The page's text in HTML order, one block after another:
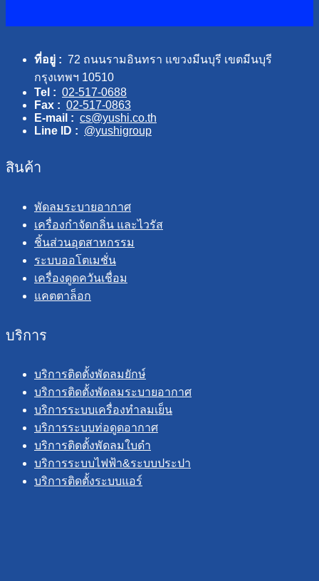
ที่อยู่ : 72 ถนนรามอินทรา แขวงมีนบุรี เขตมีนบุรี
กรุงเทพฯ 10510
Tel : 02-517-0688
Fax : 02-517-0863
E-mail : cs@yushi.co.th
Line ID : @yushigroup
สินค้า
พัดลมระบายอากาศ
เครื่องกำจัดกลิ่น และไวรัส
ชิ้นส่วนอุตสาหกรรม
ระบบออโตเมชั่น
เครื่องดูดควันเชื่อม
แคตตาล็อก
บริการ
บริการติดตั้งพัดลมยักษ์
บริการติดตั้งพัดลมระบายอากาศ
บริการระบบเครื่องทำลมเย็น
บริการระบบท่อดูดอากาศ
บริการติดตั้งพัดลมใบดำ
บริการระบบไฟฟ้า&ระบบประปา
บริการติดตั้งระบบแอร์